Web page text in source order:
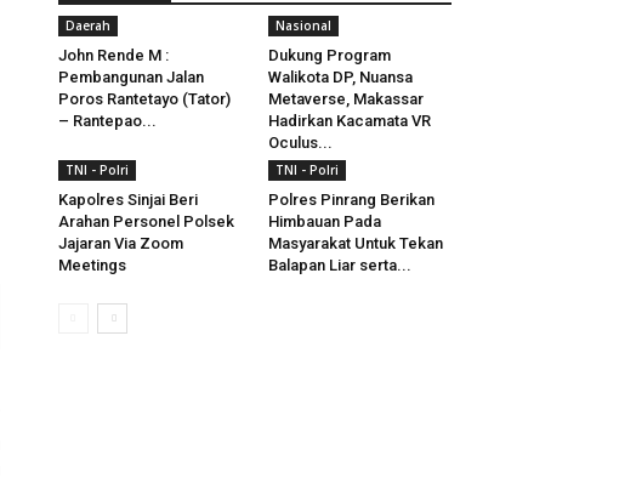
Daerah
John Rende M :
Pembangunan Jalan
Poros Rantetayo (Tator)
– Rantepao...
Nasional
Dukung Program
Walikota DP, Nuansa
Metaverse, Makassar
Hadirkan Kacamata VR
Oculus...
TNI - Polri
Kapolres Sinjai Beri
Arahan Personel Polsek
Jajaran Via Zoom
Meetings
TNI - Polri
Polres Pinrang Berikan
Himbauan Pada
Masyarakat Untuk Tekan
Balapan Liar serta...